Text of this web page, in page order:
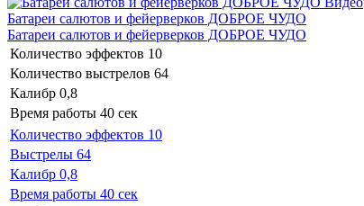
Батареи салютов и фейерверков ДОБРОЕ ЧУДО
Батареи салютов и фейерверков ДОБРОЕ ЧУДО
Количество эффектов 10
Количество выстрелов 64
Калибр 0,8
Время работы 40 сек
Количество эффектов 10
Выстрелы 64
Калибр 0,8
Время работы 40 сек